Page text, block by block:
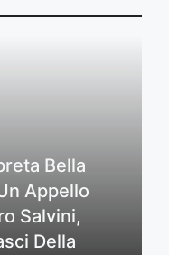
Bella
Appello
Salvini,
Della